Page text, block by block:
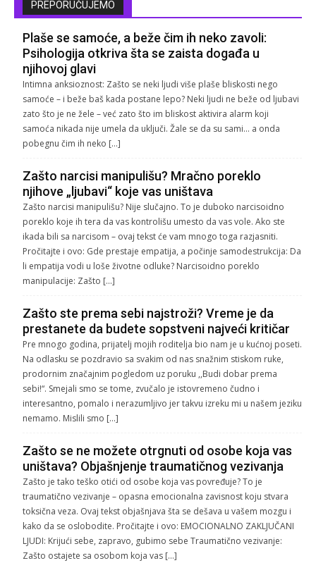
PREPORUČUJEMO
Plaše se samoće, a beže čim ih neko zavoli:
Psihologija otkriva šta se zaista događa u
njihovoj glavi
Intimna anksioznost: Zašto se neki ljudi više plaše bliskosti nego
samoće – i beže baš kada postane lepo? Neki ljudi ne beže od ljubavi
zato što je ne žele – već zato što im bliskost aktivira alarm koji
samoća nikada nije umela da uključi. Žale se da su sami… a onda
pobegnu čim ih neko […]
Zašto narcisi manipulišu? Mračno poreklo
njihove „ljubavi“ koje vas uništava
Zašto narcisi manipulišu? Nije slučajno. To je duboko narcisoidno
poreklo koje ih tera da vas kontrolišu umesto da vas vole. Ako ste
ikada bili sa narcisom – ovaj tekst će vam mnogo toga razjasniti.
Pročitajte i ovo: Gde prestaje empatija, a počinje samodestrukcija: Da
li empatija vodi u loše životne odluke? Narcisoidno poreklo
manipulacije: Zašto […]
Zašto ste prema sebi najstroži? Vreme je da
prestanete da budete sopstveni najveći kritičar
Pre mnogo godina, prijatelj mojih roditelja bio nam je u kućnoj poseti.
Na odlasku se pozdravio sa svakim od nas snažnim stiskom ruke,
prodornim značajnim pogledom uz poruku ,,Budi dobar prema
sebi!“. Smejali smo se tome, zvučalo je istovremeno čudno i
interesantno, pomalo i nerazumljivo jer takvu izreku mi u našem jeziku
nemamo. Mislili smo […]
Zašto se ne možete otrgnuti od osobe koja vas
uništava? Objašnjenje traumatičnog vezivanja
Zašto je tako teško otići od osobe koja vas povređuje? To je
traumatično vezivanje – opasna emocionalna zavisnost koju stvara
toksična veza. Ovaj tekst objašnjava šta se dešava u vašem mozgu i
kako da se oslobodite. Pročitajte i ovo: EMOCIONALNO ZAKLJUČANI
LJUDI: Krijući sebe, zapravo, gubimo sebe Traumatično vezivanje:
Zašto ostajete sa osobom koja vas […]